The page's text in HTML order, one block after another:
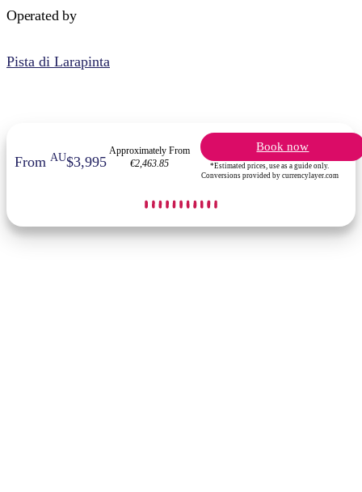
Operated by
Pista di Larapinta
FromAU$3,995
Approximately From
€2,463.85
Book now
*Estimated prices, use as a guide only.
Conversions provided by currencylayer.com